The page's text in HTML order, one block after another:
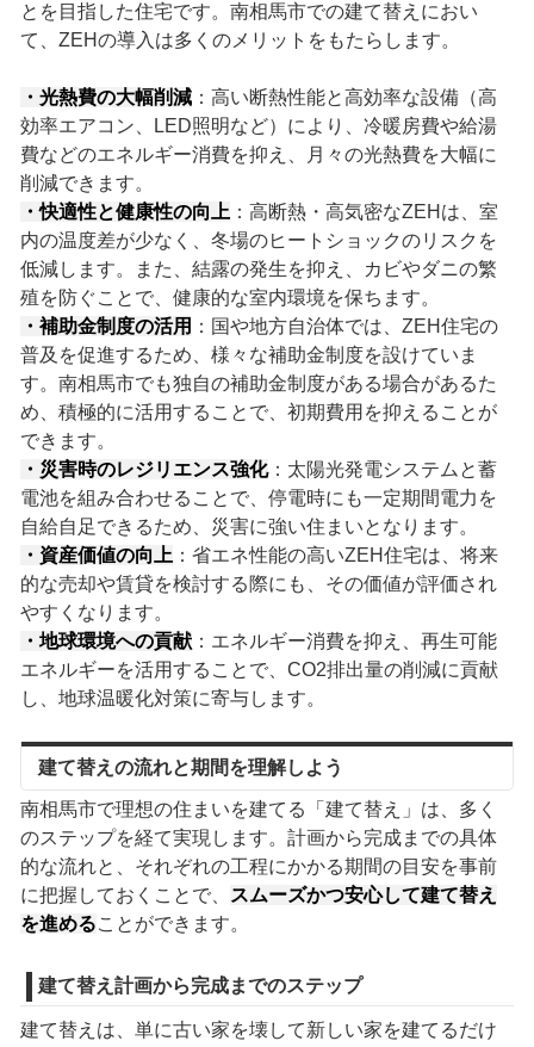
とを目指した住宅です。南相馬市での建て替えにおい
て、ZEHの導入は多くのメリットをもたらします。
・光熱費の大幅削減：高い断熱性能と高効率な設備（高
効率エアコン、LED照明など）により、冷暖房費や給湯
費などのエネルギー消費を抑え、月々の光熱費を大幅に
削減できます。
・快適性と健康性の向上 ：高断熱・高気密なZEHは、室
内の温度差が少なく、冬場のヒートショックのリスクを
低減します。また、結露の発生を抑え、カビやダニの繁
殖を防ぐことで、健康的な室内環境を保ちます。
・補助金制度の活用 ：国や地方自治体では、ZEH住宅の
普及を促進するため、様々な補助金制度を設けていま
す。南相馬市でも独自の補助金制度がある場合があるた
め、積極的に活用することで、初期費用を抑えることが
できます。
・災害時のレジリエンス強化：太陽光発電システムと蓄
電池を組み合わせることで、停電時にも一定期間電力を
自給自足できるため、災害に強い住まいとなります。
・資産価値の向上 ：省エネ性能の高いZEH住宅は、将来
的な売却や賃貸を検討する際にも、その価値が評価され
やすくなります。
・地球環境への貢献：エネルギー消費を抑え、再生可能
エネルギーを活用することで、CO2排出量の削減に貢献
し、地球温暖化対策に寄与します。
建て替えの流れと期間を理解しよう
南相馬市で理想の住まいを建てる「建て替え」は、多く
のステップを経て実現します。計画から完成までの具体
的な流れと、それぞれの工程にかかる期間の目安を事前
に把握しておくことで、
スムーズかつ安心して建て替え
を進めることができます。
建て替え計画から完成までのステップ
建て替えは、単に古い家を壊して新しい家を建てるだけ